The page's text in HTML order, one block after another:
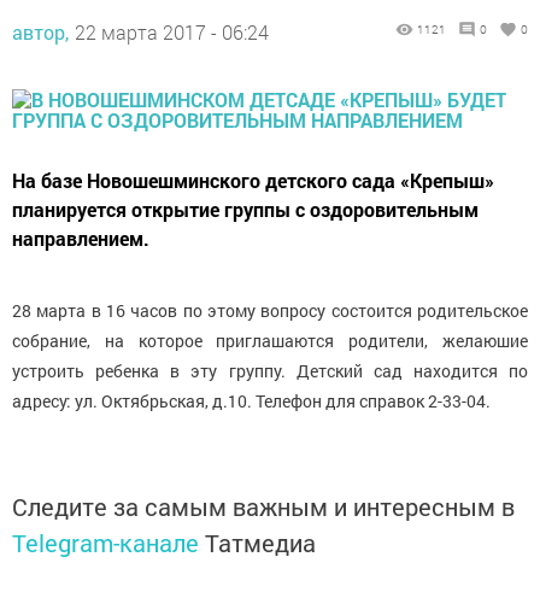
автор, 22 марта 2017 - 06:24 1121 0 0
На базе Новошешминского детского сада «Крепыш»
планируется открытие группы с оздоровительным
направлением.
28 марта в 16 часов по этому вопросу состоится родительское
собрание, на которое приглашаются родители, желаюшие
устроить ребенка в эту группу. Детский сад находится по
адресу: ул. Октябрьская, д.10. Телефон для справок 2-33-04.
Следите за самым важным и интересным в
Telegram-канале Татмедиа